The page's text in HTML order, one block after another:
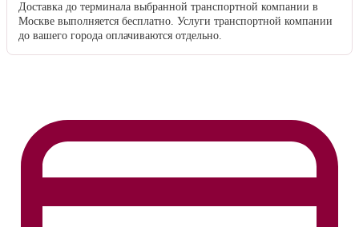
Доставка до терминала выбранной транспортной компании в
Москве выполняется бесплатно. Услуги транспортной компании
до вашего города оплачиваются отдельно.